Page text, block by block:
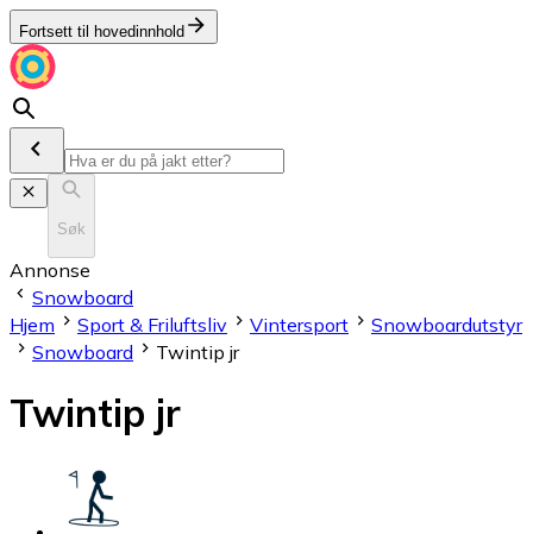
Fortsett til hovedinnhold
Søk
Annonse
Snowboard
Hjem
Sport & Friluftsliv Vintersport
Snowboardutstyr
Snowboard
Twintip jr
Twintip jr